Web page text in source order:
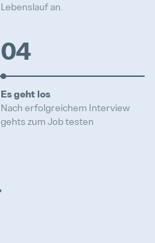
Lebenslauf an.
04
Es geht los
Nach erfolgreichem Interview
gehts zum Job testen